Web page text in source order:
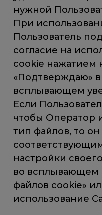
нужной
При
Пользователь
согласие на
cookie нажатием
«Подтверждаю»
всплывающем
Если
чтобы Оператор
тип файлов, то
настройки
во всплывающем
файлов cookie»
использование